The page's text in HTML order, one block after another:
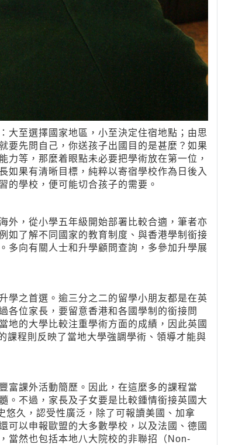
大至選擇國家地區，小至決定住宿地點；由思
要先問自己，你送孩子出國目的是甚麼？如果
力等，那麼着眼點未必要把學術放在第一位，
如果有清晰目標，純粹以寄宿學校作為日後入
的學校，便可能切合孩子的需要。
外，從小學五年級開始部署比較合適，筆者亦
如了解不同國家的教育制度、與香港學制銜接
多向有關人士和升學顧問查詢，多參加升學展
學之首選。逾三分之二的留學小朋友都是在英
各位家長，要留意香港和各國學制的銜接問
地的大學比較注重學術方面的成績，因此英國
程則反映了當地大學強調學術、領導才能與
富課外活動簡歷。因此，在這麼多的課程當
。不過，家長及子女要是比較鍾情銜接英國大
久，認受性廣泛，除了可報讀美國、加拿
可以申報歐盟的大多數學校，以及法國、德國
當然也包括本地八大院校的非聯招（Non-